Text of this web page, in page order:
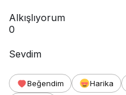
Alkışlıyorum
0
Sevdim
Beğendim Harika